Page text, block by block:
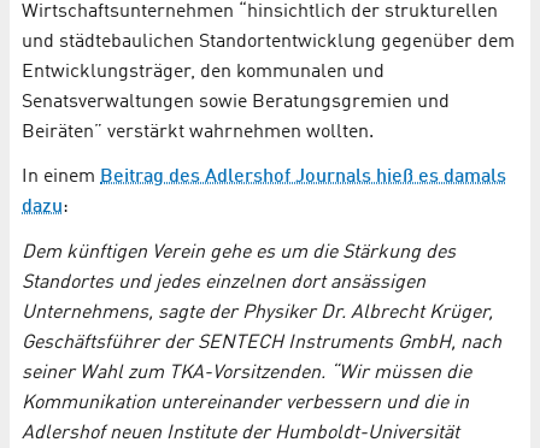
Wirtschaftsunternehmen “hinsichtlich der strukturellen
und städtebaulichen Standortentwicklung gegenüber dem
Entwicklungsträger, den kommunalen und
Senatsverwaltungen sowie Beratungsgremien und
Beiräten” verstärkt wahrnehmen wollten.
In einem Beitrag des Adlershof Journals hieß es damals
dazu:
Dem künftigen Verein gehe es um die Stärkung des
Standortes und jedes einzelnen dort ansässigen
Unternehmens, sagte der Physiker Dr. Albrecht Krüger,
Geschäftsführer der SENTECH Instruments GmbH, nach
seiner Wahl zum TKA-Vorsitzenden. “Wir müssen die
Kommunikation untereinander verbessern und die in
Adlershof neuen Institute der Humboldt-Universität